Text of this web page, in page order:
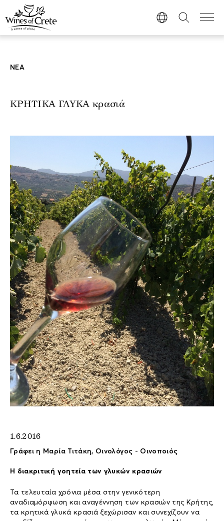
ΝΕΑ
ΚΡΗΤΙΚΑ ΓΛΥΚΑ κρασιά
1.6.2016
Γράφει η Μαρία Τιτάκη, Οινολόγος - Οινοποιός
Η διακριτική γοητεία των γλυκών κρασιών
Τα τελευταία χρόνια μέσα στην γενικότερη
αναδιαμόρφωση και αναγέννηση των κρασιών της Κρήτης,
τα κρητικά γλυκά κρασιά ξεχώρισαν και συνεχίζουν να